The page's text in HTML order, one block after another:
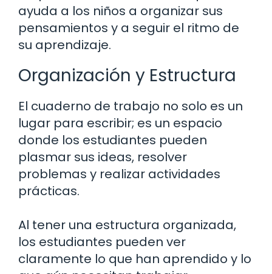
ayuda a los niños a organizar sus
pensamientos y a seguir el ritmo de
su aprendizaje.
Organización y Estructura
El cuaderno de trabajo no solo es un
lugar para escribir; es un espacio
donde los estudiantes pueden
plasmar sus ideas, resolver
problemas y realizar actividades
prácticas.
Al tener una estructura organizada,
los estudiantes pueden ver
claramente lo que han aprendido y lo